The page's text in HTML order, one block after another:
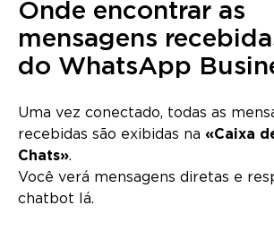
Onde encontrar as
mensagens
do WhatsApp
Uma vez conectado, todas as
recebidas são exibidas na «Caixa
Chats».
Você verá mensagens diretas e
chatbot lá.